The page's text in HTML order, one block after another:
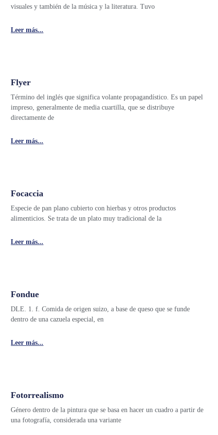
visuales y también de la música y la literatura. Tuvo
Leer más...
Flyer
Término del inglés que significa volante propagandístico. Es un papel
impreso, generalmente de media cuartilla, que se distribuye
directamente de
Leer más...
Focaccia
Especie de pan plano cubierto con hierbas y otros productos
alimenticios. Se trata de un plato muy tradicional de la
Leer más...
Fondue
DLE. 1. f. Comida de origen suizo, a base de queso que se funde
dentro de una cazuela especial, en
Leer más...
Fotorrealismo
Género dentro de la pintura que se basa en hacer un cuadro a partir de
una fotografía, considerada una variante